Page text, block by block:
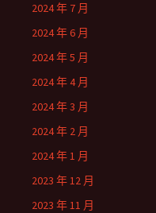
2024 年 7 月
2024 年 6 月
2024 年 5 月
2024 年 4 月
2024 年 3 月
2024 年 2 月
2024 年 1 月
2023 年 12 月
2023 年 11 月